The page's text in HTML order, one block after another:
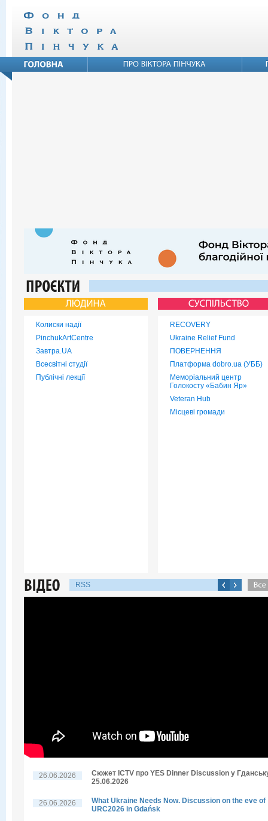
Колиски надії
PinchukArtCentre
Завтра.UA
Всесвітні студії
Публічні лекції
RECOVERY
Ukraine Relief Fund
ПОВЕРНЕННЯ
Платформа dobro.ua (УББ)
Меморіальний центр
Голокосту «Бабин Яр»
Veteran Hub
Місцеві громади
RSS
26.06.2026
Сюжет ICTV про YES Dinner Discussion у
25.06.2026
26.06.2026
What Ukraine Needs Now. Discussion on the eve of
URC2026 in Gdańsk